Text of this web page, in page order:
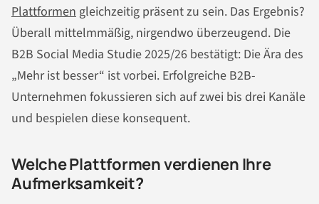
Plattformen gleichzeitig präsent zu sein. Das Ergebnis?
Überall mittelmmäßig, nirgendwo überzeugend. Die
B2B Social Media Studie 2025/26 bestätigt: Die Ära des
„Mehr ist besser“ ist vorbei. Erfolgreiche B2B-
Unternehmen fokussieren sich auf zwei bis drei Kanäle
und bespielen diese konsequent.
Welche Plattformen verdienen Ihre
Aufmerksamkeit?